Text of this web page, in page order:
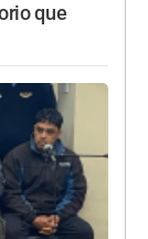
que